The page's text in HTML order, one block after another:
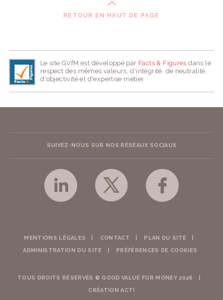
RETOUR EN HAUT DE PAGE
Le site GVfM est développé par Facts & Figures dans le
respect des mêmes valeurs, d'intégrité, de neutralité,
d'objectivité et d'expertise métier
SUIVEZ-NOUS SUR NOS RÉSEAUX SOCIAUX
MENTIONS LÉGALES CONTACT
PLAN DU SITE
ADMINISTRATION DU SITE
PRÉFÉRENCES DE COOKIES
TOUS DROITS RÉSERVÉS © GOOD VALUE FOR MONEY 2026
CRÉATION ACTI